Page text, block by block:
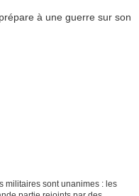
militaires sont unanimes : les